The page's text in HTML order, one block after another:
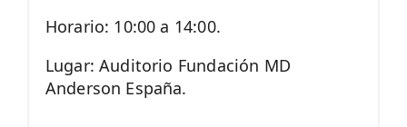
Horario: 10:00 a 14:00.
Lugar: Auditorio Fundación MD
Anderson España.